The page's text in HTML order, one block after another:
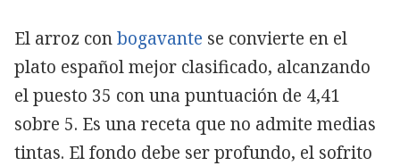
El arroz conbogavante se convierte en el
plato español mejor clasificado, alcanzando
el puesto 35 con una puntuación de 4,41
sobre 5. Es una receta que no admite medias
tintas. El fondo debe ser profundo, el sofrito